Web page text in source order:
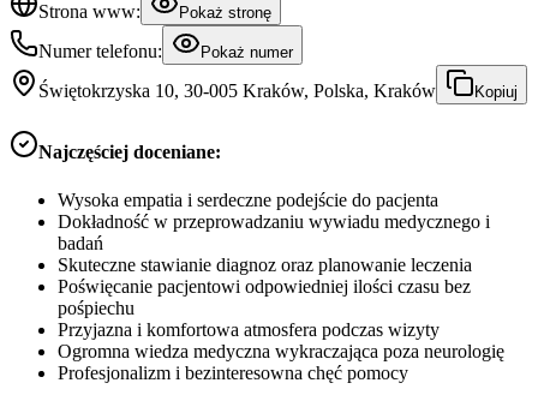
Strona www:
Pokaż stronę
Numer telefonu: Pokaż numer
Świętokrzyska 10, 30-005 Kraków, Polska, Kraków Kopiuj
Najczęściej doceniane:
Wysoka empatia i serdeczne podejście do pacjenta
Dokładność w przeprowadzaniu wywiadu medycznego i
badań
Skuteczne stawianie diagnoz oraz planowanie leczenia
Poświęcanie pacjentowi odpowiedniej ilości czasu bez
pośpiechu
Przyjazna i komfortowa atmosfera podczas wizyty
Ogromna wiedza medyczna wykraczająca poza neurologię
Profesjonalizm i bezinteresowna chęć pomocy